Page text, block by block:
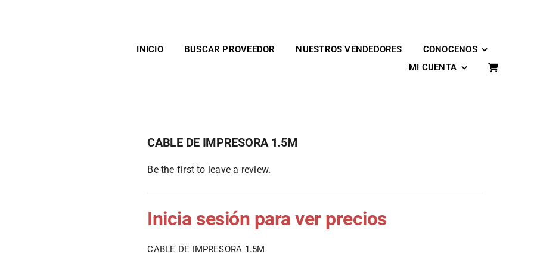
INICIO
BUSCAR PROVEEDOR NUESTROS VENDEDORES
CONOCENOS
MI CUENTA
CABLE DE IMPRESORA 1.5M
Be the first to leave a review.
Inicia sesión para ver precios
CABLE DE IMPRESORA 1.5M